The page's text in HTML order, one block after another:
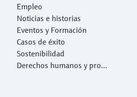
Empleo
Noticias e historias
Eventos y Formación
Casos de éxito
Sostenibilidad
Derechos humanos y prote